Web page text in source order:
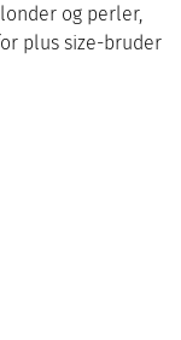
og perler,
plus size-bruder